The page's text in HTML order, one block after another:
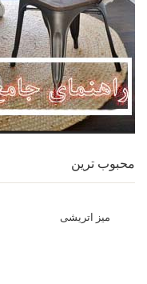
محبوب ترین
میز اتریشی